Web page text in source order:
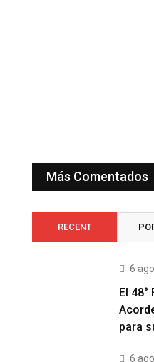
Más Comentados
RECENT
6
El 48°
para
6